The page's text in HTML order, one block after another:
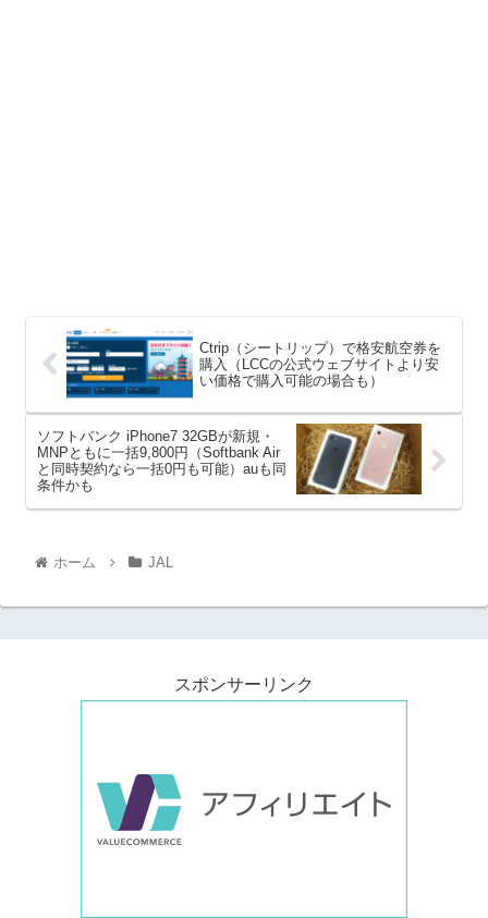
Ctrip（シートリップ）で格安航空券を
購入（LCCの公式ウェブサイトより安
い価格で購入可能の場合も）
ソフトバンク iPhone7 32GBが新規・
MNPともに一括9,800円（Softbank Air
と同時契約なら一括0円も可能）auも同
条件かも
ホーム JAL
スポンサーリンク